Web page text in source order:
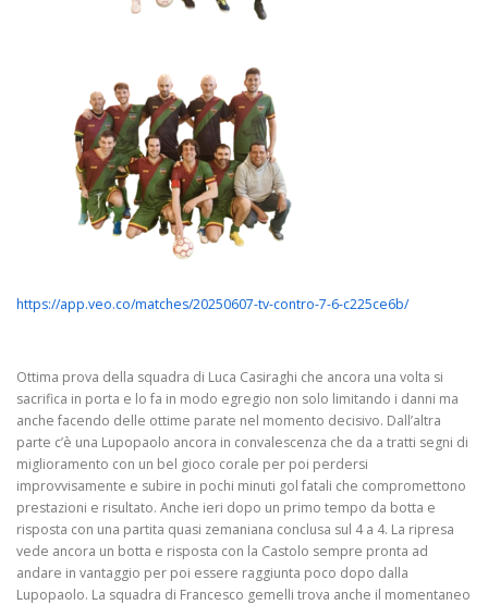
https://app.veo.co/matches/20250607-tv-contro-7-6-c225ce6b/
Ottima prova della squadra di Luca Casiraghi che ancora una volta si
sacrifica in porta e lo fa in modo egregio non solo limitando i danni ma
anche facendo delle ottime parate nel momento decisivo. Dall’altra
parte c’è una Lupopaolo ancora in convalescenza che da a tratti segni di
miglioramento con un bel gioco corale per poi perdersi
improvvisamente e subire in pochi minuti gol fatali che compromettono
prestazioni e risultato. Anche ieri dopo un primo tempo da botta e
risposta con una partita quasi zemaniana conclusa sul 4 a 4. La ripresa
vede ancora un botta e risposta con la Castolo sempre pronta ad
andare in vantaggio per poi essere raggiunta poco dopo dalla
Lupopaolo. La squadra di Francesco gemelli trova anche il momentaneo